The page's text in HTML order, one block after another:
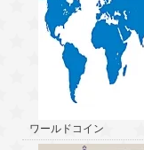
ワールドコイン